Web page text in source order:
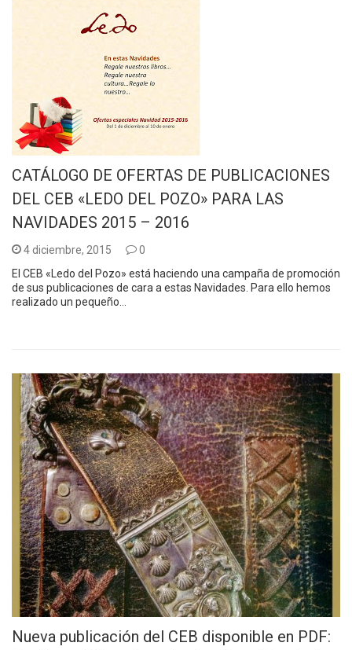
CATÁLOGO DE OFERTAS DE PUBLICACIONES
DEL CEB «LEDO DEL POZO» PARA LAS
NAVIDADES 2015 – 2016
4 diciembre, 2015
0
El CEB «Ledo del Pozo» está haciendo una campaña de promoción
de sus publicaciones de cara a estas Navidades. Para ello hemos
realizado un pequeño…
Nueva publicación del CEB disponible en PDF: